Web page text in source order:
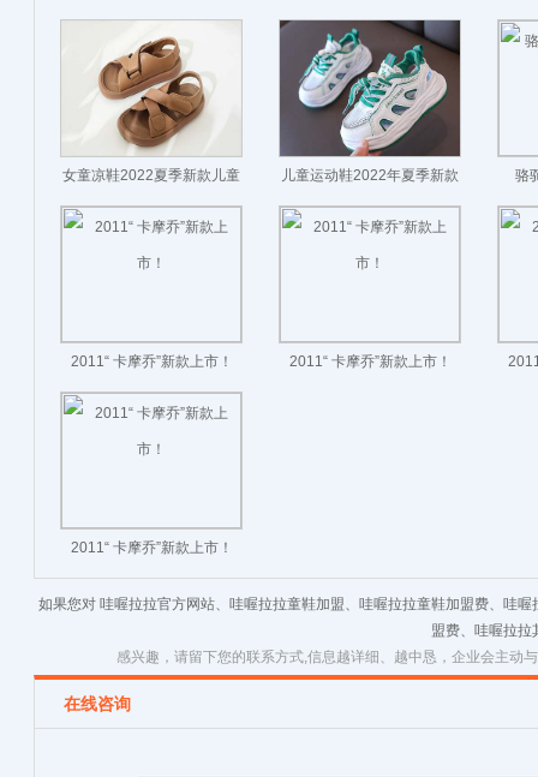
女童凉鞋2022夏季新款儿童
沙滩鞋童鞋男童鞋子夏款中
儿童运动鞋2022年夏季新款
网布透气男童鞋韩版女童时
骆
2011“ 卡摩乔”新款上市！ 2011“ 卡摩乔”新款上市！
2011“ 卡摩乔”新款上市！
如果您对 哇喔拉拉官方网站、哇喔拉拉童鞋加盟、哇喔拉拉童鞋加盟费、哇
盟费、哇喔拉拉
感兴趣，请留下您的联系方式,信息越详细、越中恳，企业会主动
在线咨询